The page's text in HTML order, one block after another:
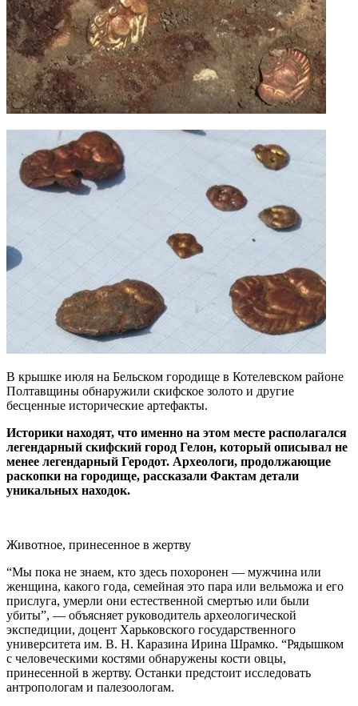
В крышке июля на Бельском городище в Котелевском районе
Полтавщины обнаружили скифское золото и другие
бесценные исторические артефакты.
Историки находят, что именно на этом месте располагался
легендарный скифский город Гелон, который описывал не
менее легендарный Геродот. Археологи, продолжающие
раскопки на городище, рассказали Фактам детали
уникальных находок.
Животное, принесенное в жертву
“Мы пока не знаем, кто здесь похоронен — мужчина или
женщина, какого года, семейная это пара или вельможа и его
прислуга, умерли они естественной смертью или были
убиты”, — объясняет руководитель археологической
экспедиции, доцент Харьковского государственного
университета им. В. Н. Каразина Ирина Шрамко. “Рядышком
с человеческими костями обнаружены кости овцы,
принесенной в жертву. Останки предстоит исследовать
антропологам и палезоологам.